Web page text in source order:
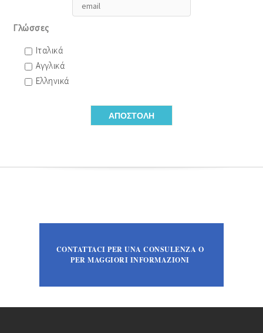
Γλώσσες
Ιταλικά
Αγγλικά
Ελληνικά
CONTATTACI PER UNA CONSULENZA O
PER MAGGIORI INFORMAZIONI